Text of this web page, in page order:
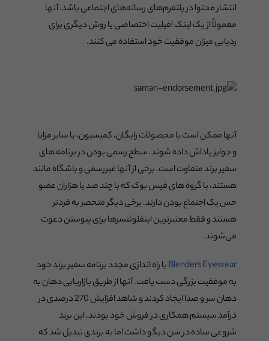
انتشار محتوا در پلتفرم‌های رسانه‌های اجتماعی باشد. آنها
معمولاً از یک لینک افیلیت اختصاصی یا روش دیگری برای
ردیابی میزان موفقیت خود استفاده می کنند.
آنها ممکن است با محصولات رایگان، کمیسیون، یا سایر مزایا
و جوایز پاداش داده شوند. سطح رسمی بودن در برنامه های
سفیر برند متفاوت است. برخی از آنها غیررسمی و باشگاه مانند
هستند، با گروه های فیس بوک که با چند صد یا هزاران عضو
حس یک اجتماع بودن دارند. برخی دیگر منحصر به فردتر
هستند و فقط معتبرترین اینفلوئنسرها برای پیوستن دعوت
می‌شوند.
Blenders Eyewearبا راه اندازی مجدد برنامه سفیر برند خود
به موفقیت بزرگی دست یافت. آنها از طریق بازاریابی دهان به
دهان سر و صدا ایجاد کردند و شاهد افزایش 270 درصدی در
درآمد سیستم همکاری در فروش خود بودند. این برند
شروعی ساده در سن دیگو داشت اما به برندی تبدیل شد که